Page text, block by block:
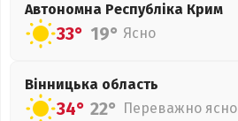
Автономна Республіка Крим
33° 19° Ясно
Вінницька область
34° 22° Переважно ясно